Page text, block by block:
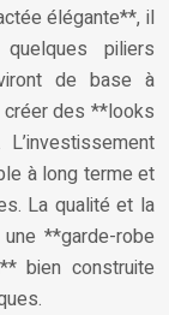
élégante**, il
piliers
de base à
des **looks
à long terme et
La qualité et la
**garde-robe
bien construite